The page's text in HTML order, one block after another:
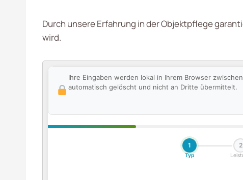
Durch unsere Erfahrung in der Objektpflege
wird.
Ihre Eingaben werden lokal in Ihrem Browser
automatisch gelöscht und nicht an Dritte übermittelt.
1
Typ
2